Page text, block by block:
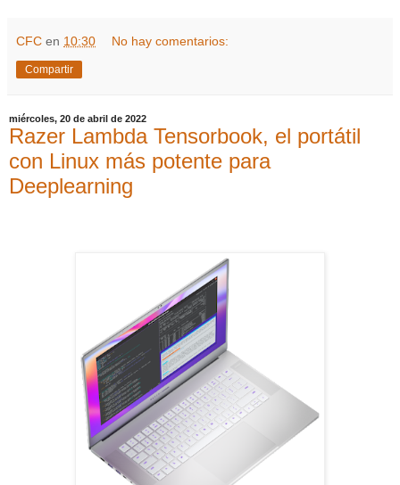
CFC en 10:30 No hay comentarios:
Compartir
miércoles, 20 de abril de 2022
Razer Lambda Tensorbook, el portátil
con Linux más potente para
Deeplearning